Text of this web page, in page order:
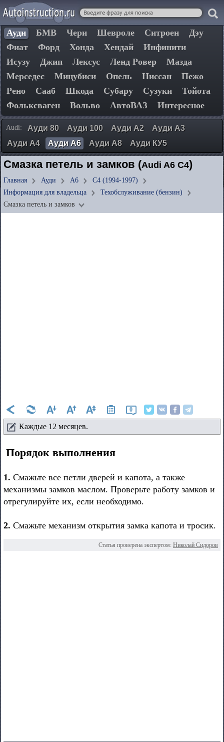
Ауди БМВ Чери Шевроле Ситроен
Дэу
Фиат
Форд Хонда Хендай
Инфинити
Исузу
Джип Лексус Ленд Ровер
Мазда
Мерседес
Мицубиси Опель Ниссан
Пежо
Рено
Сааб Шкода Субару Сузуки
Тойота
Фольксваген
Вольво АвтоВАЗ Интересное
Audi: Ауди 80 Ауди 100 Ауди А2
Ауди А3
Ауди А4
Ауди А6 Ауди А8 Ауди КУ5
Смазка петель и замков (Audi A6 C4)
Главная Ауди А6
C4 (1994-1997)
Информация для владельца
Техобслуживание (бензин)
Смазка петель и замков
0
Каждые 12 месяцев.
Порядок выполнения
1. Смажьте все петли дверей и капота, а также
механизмы замков маслом. Проверьте работу замков и
отрегулируйте их, если необходимо.
2. Смажьте механизм открытия замка капота и тросик.
Статья проверена экспертом: Николай Сидоров